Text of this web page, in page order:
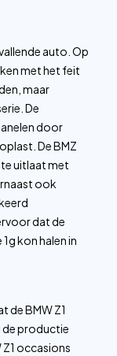
auto. Op
met het feit
maar
De
door
De BMZ
uitlaat met
ook
dat de
kon halen in
de BMW Z1
productie
occasions